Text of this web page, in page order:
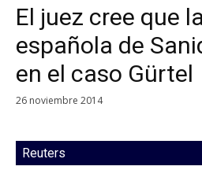
El juez cree que
española de
en el caso Gürtel
26 noviembre 2014
Reuters